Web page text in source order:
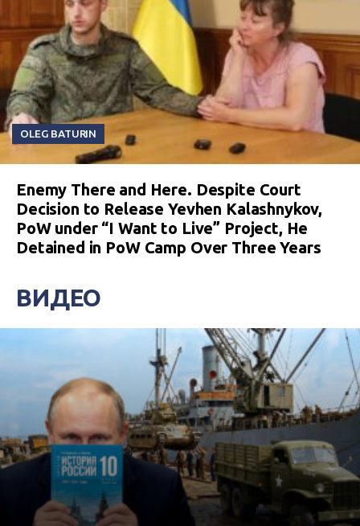
OLEG BATURIN
Enemy There and Here. Despite Court
Decision to Release Yevhen Kalashnykov,
PoW under “I Want to Live” Project, He
Detained in PoW Camp Over Three Years
ВИДЕО